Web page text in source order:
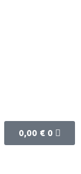
0,00 € 0